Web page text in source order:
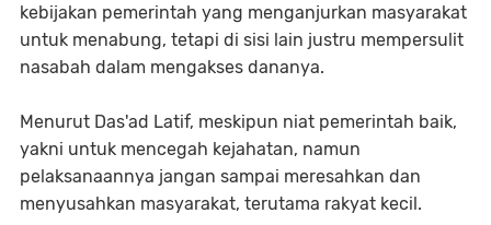
kebijakan pemerintah yang menganjurkan masyarakat
untuk menabung, tetapi di sisi lain justru mempersulit
nasabah dalam mengakses dananya.
Menurut Das'ad Latif, meskipun niat pemerintah baik,
yakni untuk mencegah kejahatan, namun
pelaksanaannya jangan sampai meresahkan dan
menyusahkan masyarakat, terutama rakyat kecil.